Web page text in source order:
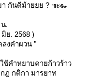
กันดีม้ายยย ? ๚ะ๛
น.
ย. 2568 )
งคำผวน "
ช้คำหยาบคายก้าวร้าว
ฎ กติกา มารยาท